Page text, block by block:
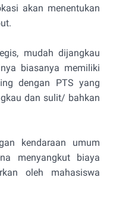
akan menentukan
mudah dijangkau
biasanya memiliki
dengan PTS yang
dan sulit/ bahkan
kendaraan umum
menyangkut biaya
oleh mahasiswa